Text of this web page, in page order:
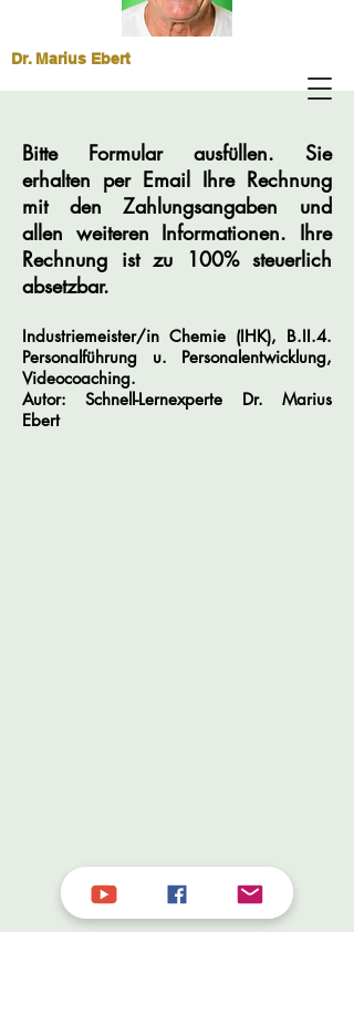
Dr. Marius Ebert
Bitte Formular ausfüllen. Sie
erhalten per Email Ihre Rechnung
mit den Zahlungsangaben und
allen weiteren Informationen. Ihre
Rechnung ist zu 100% steuerlich
absetzbar.
Industriemeister/in Chemie (IHK), B.II.4.
Personalführung u. Personalentwicklung,
Videocoaching.
Autor: Schnell-Lernexperte Dr.Marius
Ebert